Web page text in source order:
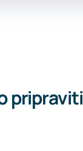
pripraviti